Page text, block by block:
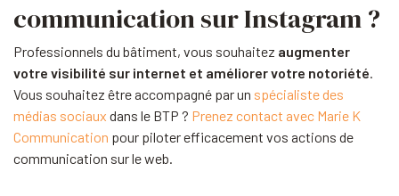
communication sur Instagram ?
Professionnels du bâtiment, vous souhaitez augmenter
votre visibilité sur internet et améliorer votre notoriété.
Vous souhaitez être accompagné par un spécialiste des
médias sociaux dans le BTP ? Prenez contact avec Marie K
Communication pour piloter efficacement vos actions de
communication sur le web.